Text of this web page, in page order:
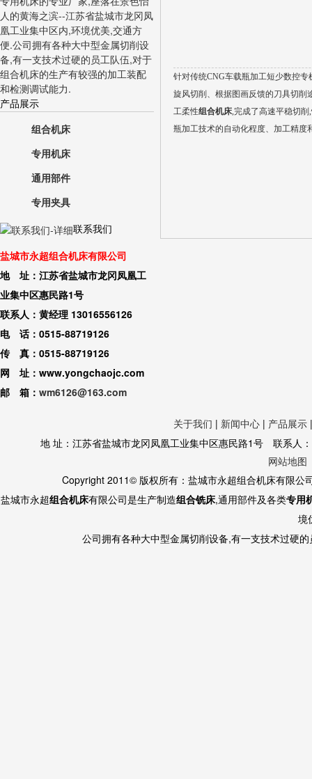
产品展示
组合机床
专用机床
通用部件
专用夹具
联系我们
盐城市永超组合机床有限公司
地 址：江苏省盐城市龙冈凤凰工
业集中区惠民路1号
联系人：黄经理 13016556126
电 话：0515-88719126
传 真：0515-88719126
网 址：www.yongchaojc.com
邮 箱： wm6126@163.com
针对传统CNG车载瓶加工短少数控
旋风切削、根据图画反馈的刀具切削
工柔性组合机床,完成了高速平稳切削
瓶加工技术的自动化程度、加工精度
关于我们 | 新闻中心 | 产品展示
地 址：江苏省盐城市龙冈凤凰工业集中区惠民路1号 联系
网站地图
Copyright 2011© 版权所有：盐城市永超组合机床有限
盐城市永超组合机床有限公司是生产制造组合铣床,通用部件及各类专用
境
公司拥有各种大中型金属切削设备,有一支技术过硬